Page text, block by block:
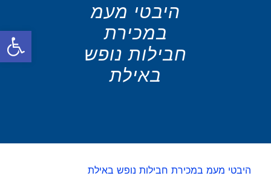
היבטי מעמ
במכירת
חבילות נופש
באילת
היבטי מעמ במכירת חבילות נופש באילת
פתח